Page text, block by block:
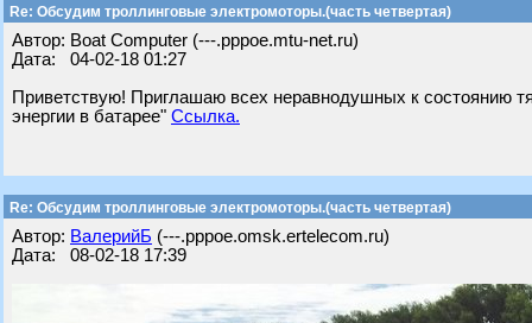
Re: Обсудим троллинговые электромоторы.(часть четвертая)
Автор: Boat Computer (---.pppoe.mtu-net.ru)
Дата: 04-02-18 01:27
Приветствую! Приглашаю всех неравнодушных к состоянию
энергии в батарее" Ссылка.
Re: Обсудим троллинговые электромоторы.(часть четвертая)
Автор: ВалерийБ (---.pppoe.omsk.ertelecom.ru)
Дата: 08-02-18 17:39